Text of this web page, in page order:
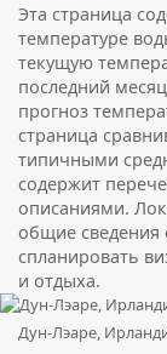
Эта страница
температуре
текущую
последний
прогноз
страница
типичными
содержит
описаниями.
общие сведения
спланировать
и отдыха.
Дун-Лэаре,